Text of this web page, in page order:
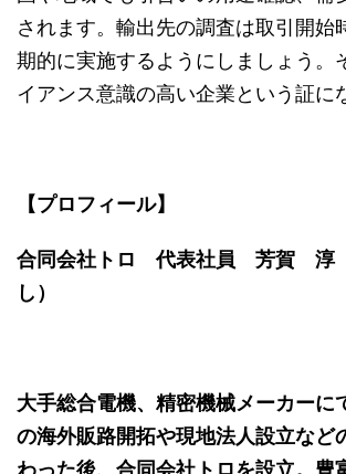
されます。輸出先の調査は取引開始
期的に実施するようにしましょう。
イアンス意識の高い企業という証に
【プロフィール】
合同会社トロ 代表社員 芳賀 淳
し）
大手総合電機、精密機械メーカーに
の海外販路開拓や現地法人設立など
わった後、合同会社トロを設立。豊